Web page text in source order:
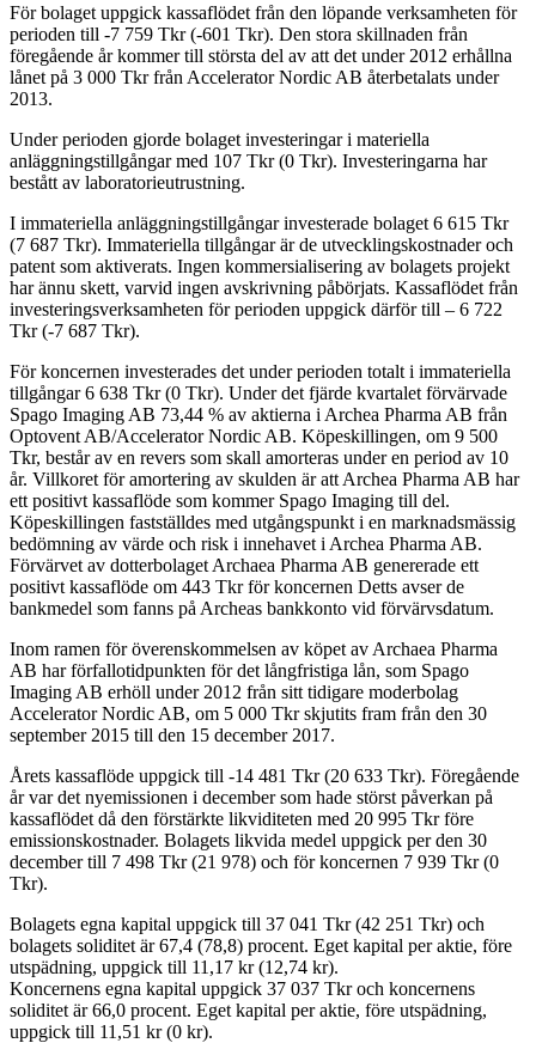
För bolaget uppgick kassaflödet från den löpande verksamheten för
perioden till -7 759 Tkr (-601 Tkr). Den stora skillnaden från
föregående år kommer till största del av att det under 2012 erhållna
lånet på 3 000 Tkr från Accelerator Nordic AB återbetalats under
2013.
Under perioden gjorde bolaget investeringar i materiella
anläggningstillgångar med 107 Tkr (0 Tkr). Investeringarna har
bestått av laboratorieutrustning.
I immateriella anläggningstillgångar investerade bolaget 6 615 Tkr
(7 687 Tkr). Immateriella tillgångar är de utvecklingskostnader och
patent som aktiverats. Ingen kommersialisering av bolagets projekt
har ännu skett, varvid ingen avskrivning påbörjats. Kassaflödet från
investeringsverksamheten för perioden uppgick därför till – 6 722
Tkr (-7 687 Tkr).
För koncernen investerades det under perioden totalt i immateriella
tillgångar 6 638 Tkr (0 Tkr). Under det fjärde kvartalet förvärvade
Spago Imaging AB 73,44 % av aktierna i Archea Pharma AB från
Optovent AB/Accelerator Nordic AB. Köpeskillingen, om 9 500
Tkr, består av en revers som skall amorteras under en period av 10
år. Villkoret för amortering av skulden är att Archea Pharma AB har
ett positivt kassaflöde som kommer Spago Imaging till del.
Köpeskillingen fastställdes med utgångspunkt i en marknadsmässig
bedömning av värde och risk i innehavet i Archea Pharma AB.
Förvärvet av dotterbolaget Archaea Pharma AB genererade ett
positivt kassaflöde om 443 Tkr för koncernen Detts avser de
bankmedel som fanns på Archeas bankkonto vid förvärvsdatum.
Inom ramen för överenskommelsen av köpet av Archaea Pharma
AB har förfallotidpunkten för det långfristiga lån, som Spago
Imaging AB erhöll under 2012 från sitt tidigare moderbolag
Accelerator Nordic AB, om 5 000 Tkr skjutits fram från den 30
september 2015 till den 15 december 2017.
Årets kassaflöde uppgick till -14 481 Tkr (20 633 Tkr). Föregående
år var det nyemissionen i december som hade störst påverkan på
kassaflödet då den förstärkte likviditeten med 20 995 Tkr före
emissionskostnader. Bolagets likvida medel uppgick per den 30
december till 7 498 Tkr (21 978) och för koncernen 7 939 Tkr (0
Tkr).
Bolagets egna kapital uppgick till 37 041 Tkr (42 251 Tkr) och
bolagets soliditet är 67,4 (78,8) procent. Eget kapital per aktie, före
utspädning, uppgick till 11,17 kr (12,74 kr).
Koncernens egna kapital uppgick 37 037 Tkr och koncernens
soliditet är 66,0 procent. Eget kapital per aktie, före utspädning,
uppgick till 11,51 kr (0 kr).